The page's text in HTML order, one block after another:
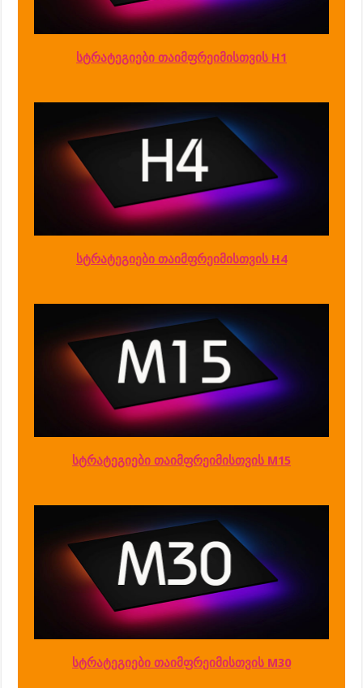
სტრატეგიები თაიმფრეიმისთვის H1
სტრატეგიები თაიმფრეიმისთვის H4
სტრატეგიები თაიმფრეიმისთვის M15
სტრატეგიები თაიმფრეიმისთვის M30